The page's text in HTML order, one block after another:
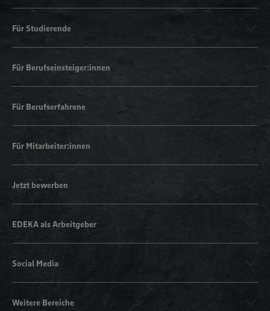
Für Studierende
Für Berufseinsteiger:innen
Für Berufserfahrene
Für Mitarbeiter:innen
Jetzt bewerben
EDEKA als Arbeitgeber
Social Media
Weitere Bereiche